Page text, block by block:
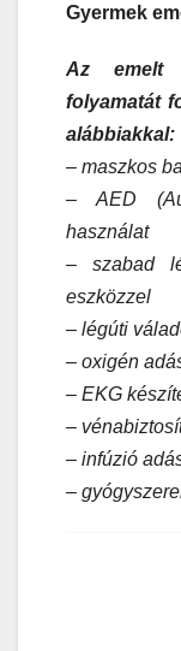
Gyermek
Az emelt
folyamatát
alábbiakkal:
– maszkos
– AED
használat
– szabad
eszközzel
– légúti
– oxigén
– EKG
–
– infúzió
–